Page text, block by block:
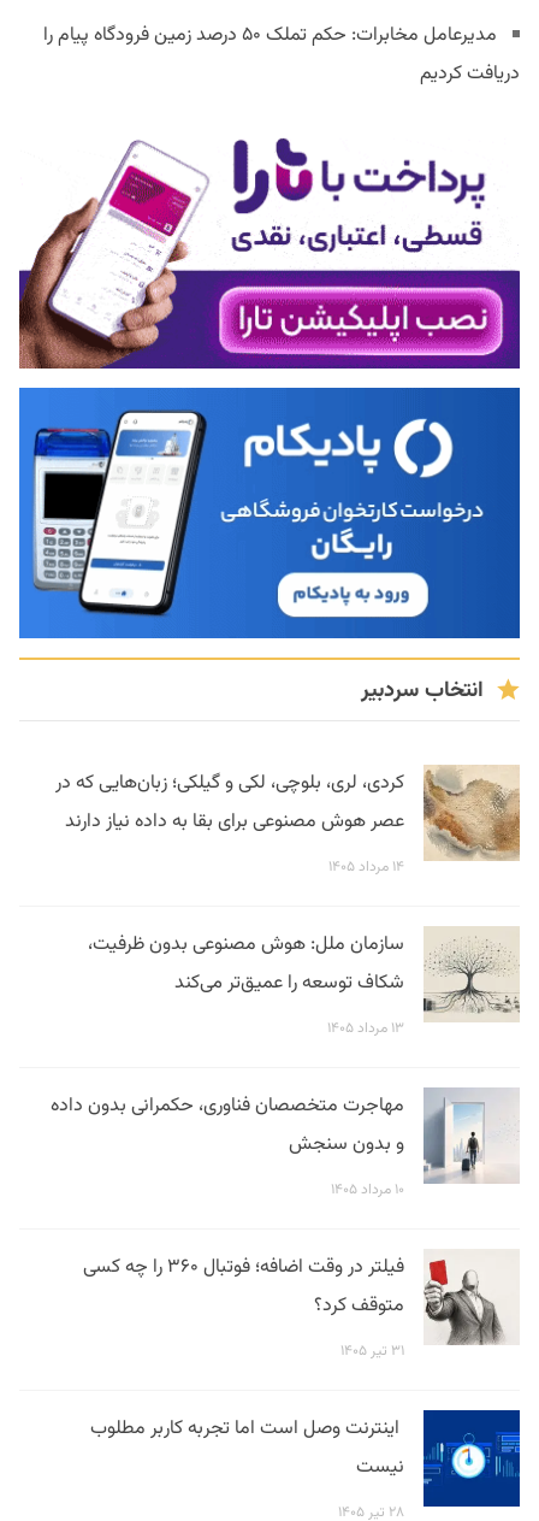
مدیرعامل مخابرات: حکم تملک ۵۰ درصد زمین فرودگاه پیام را
دریافت کردیم
انتخاب سردبیر
کردی، لری، بلوچی، لکی و گیلکی؛ زبان‌هایی که در
عصر هوش مصنوعی برای بقا به داده نیاز دارند
۱۴ مرداد ۱۴۰۵
سازمان ملل: هوش مصنوعی بدون ظرفیت،
شکاف توسعه را عمیق‌تر می‌کند
۱۳ مرداد ۱۴۰۵
مهاجرت متخصصان فناوری، حکمرانی بدون داده
و بدون سنجش
۱۰ مرداد ۱۴۰۵
فیلتر در وقت اضافه؛ فوتبال ۳۶۰ را چه کسی
متوقف کرد؟
۳۱ تیر ۱۴۰۵
اینترنت وصل است اما تجربه کاربر مطلوب
نیست
۲۸ تیر ۱۴۰۵